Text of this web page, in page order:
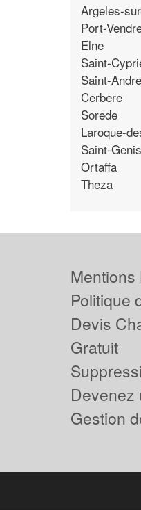
Argeles-
Port-
Elne
Saint-
Saint-Andre
Cerbere
Sorede
Laroque-
Saint-
Ortaffa
Theza
Mentions
Politique
Devis
Gratuit
Devenez
Gestion